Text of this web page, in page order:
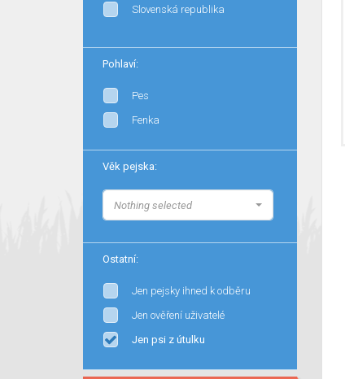
Slovenská republika
Pohlaví:
Pes
Fenka
Věk pejska:
Nothing selected
Ostatní:
Jen pejsky ihned k odběru
Jen ověření uživatelé
Jen psi z útulku